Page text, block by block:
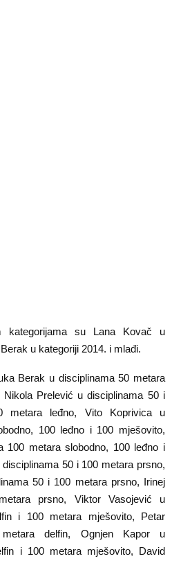
kategorijama su Lana Kovač u
u kategoriji 2014. i mlađi.
Berak u disciplinama 50 metara
Prelević u disciplinama 50 i
metara leđno, Vito Koprivica u
100 leđno i 100 mješovito,
100 metara slobodno, 100 leđno i
50 i 100 metara prsno,
50 i 100 metara prsno, Irinej
prsno, Viktor Vasojević u
i 100 metara mješovito, Petar
delfin, Ognjen Kapor u
i 100 metara mješovito, David